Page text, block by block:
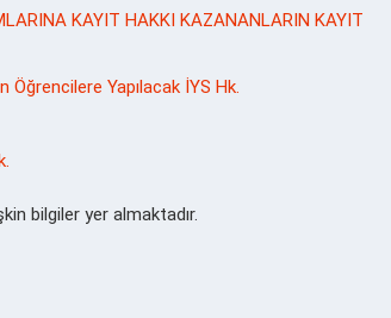
KAYIT HAKKI KAZANANLARIN KAYIT
Yapılacak İYS Hk.
bilgiler yer almaktadır.